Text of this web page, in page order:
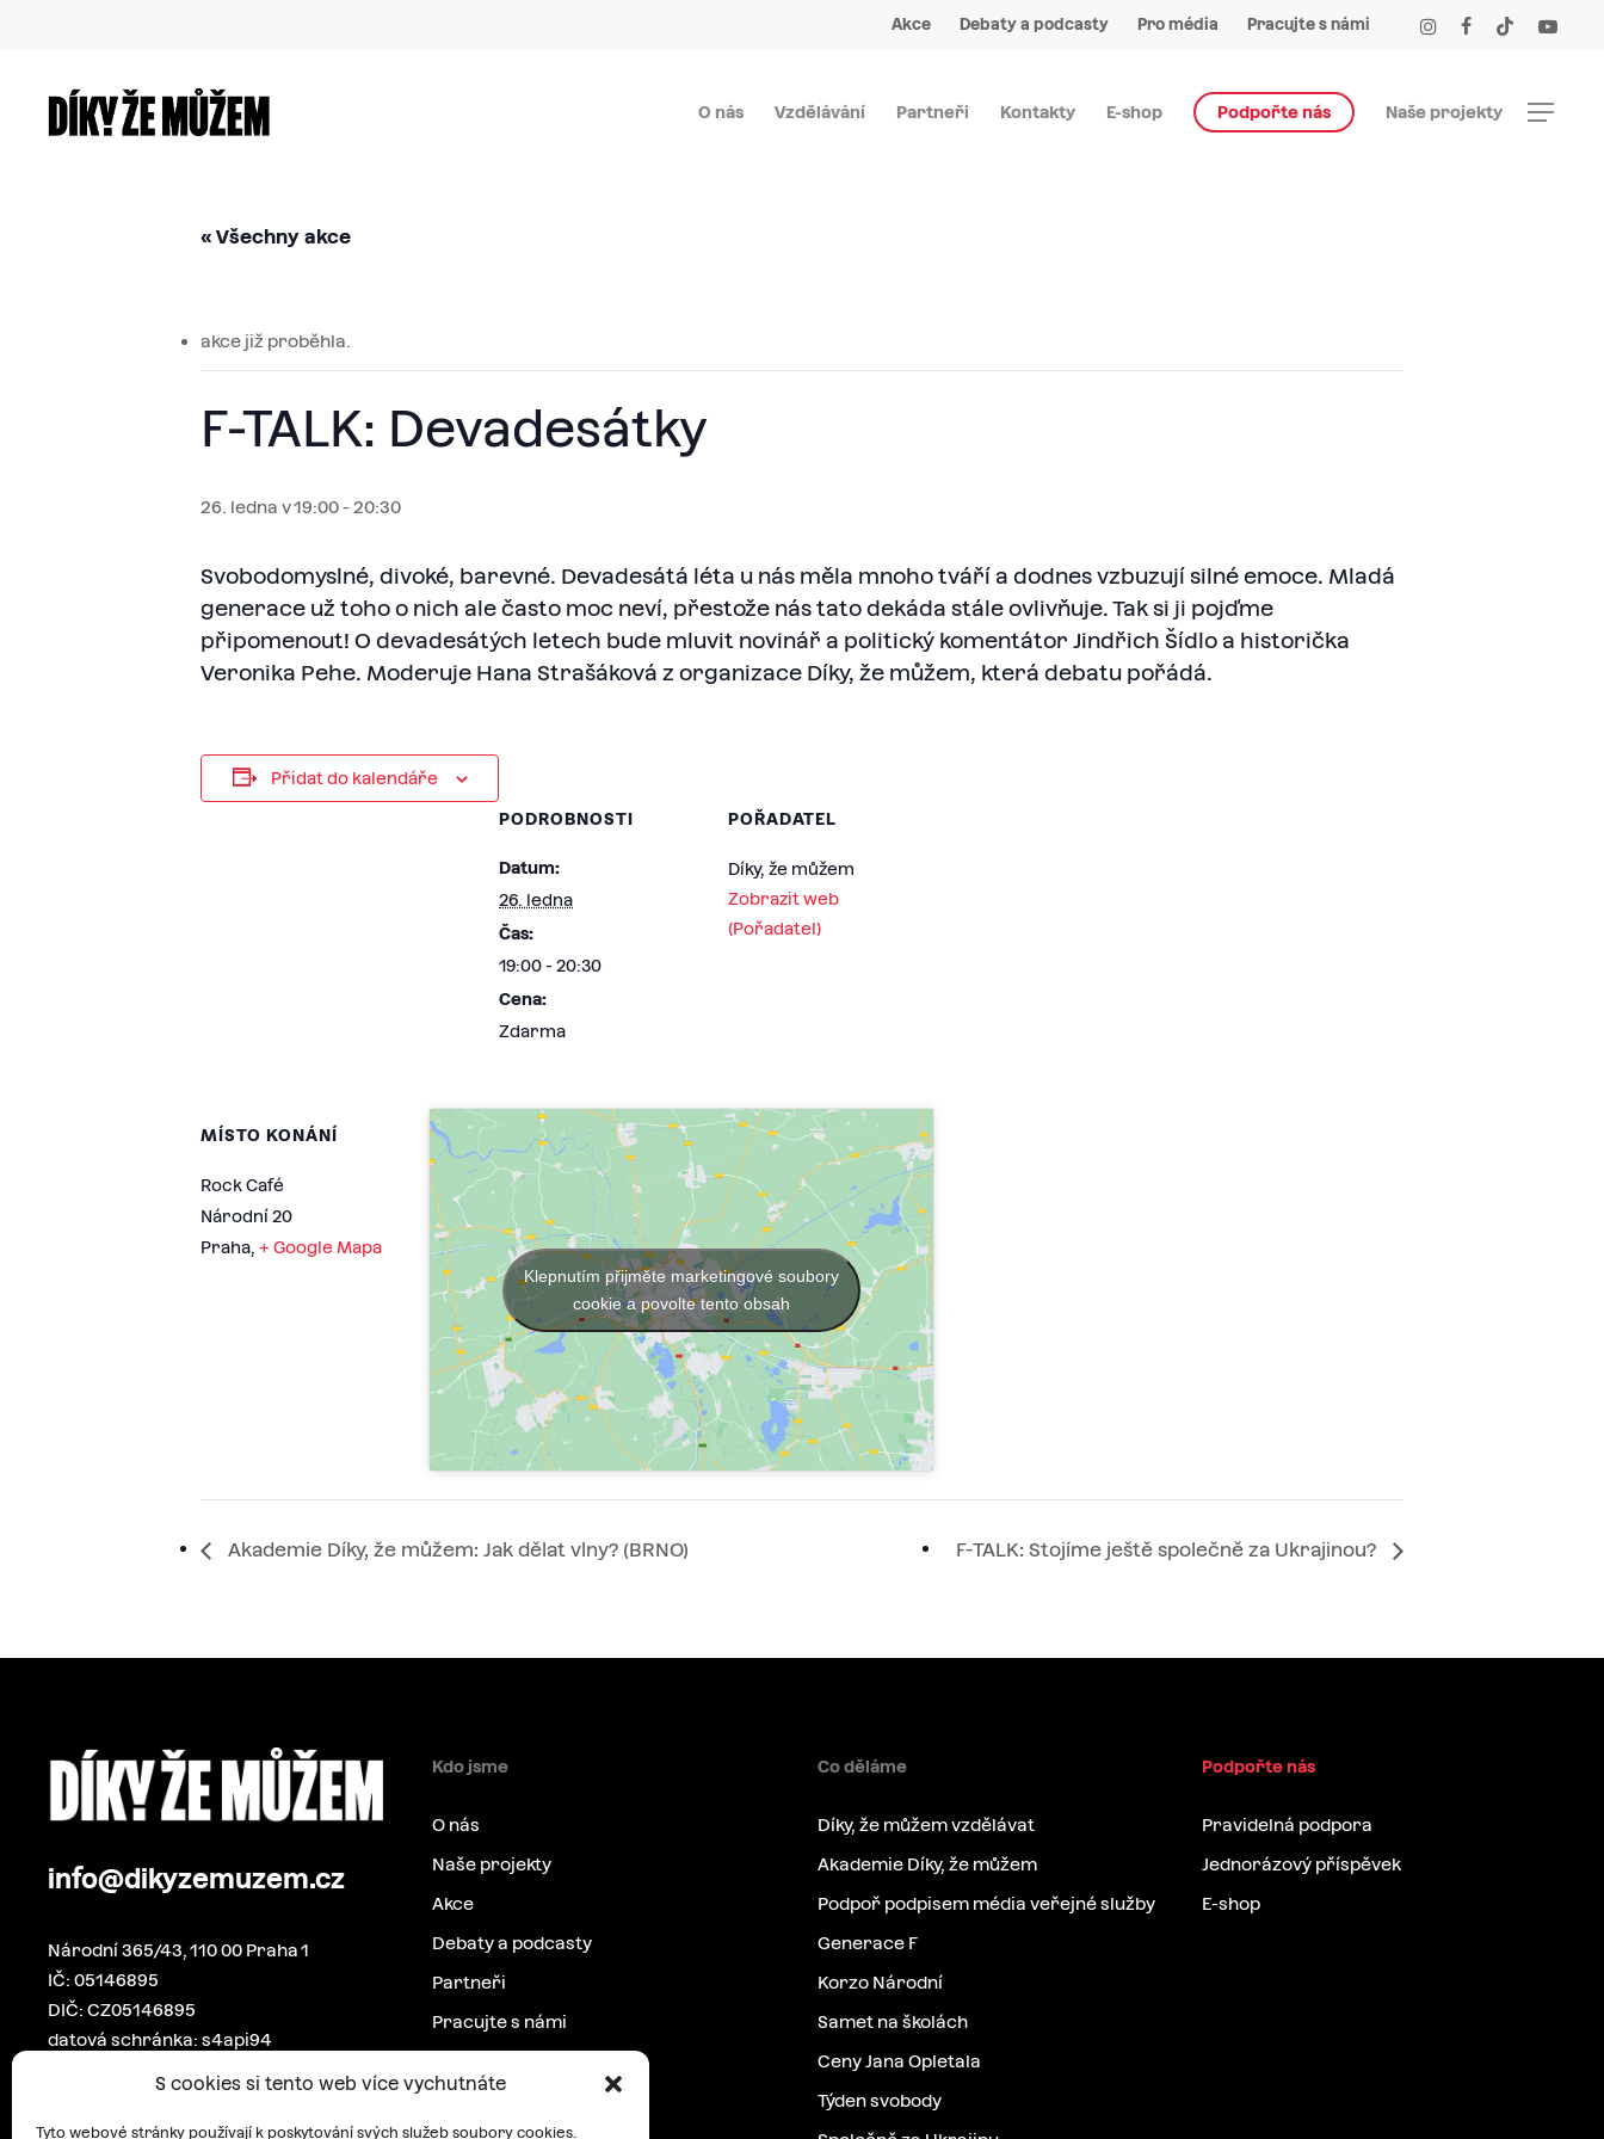
S cookies si tento web více vychutnáte
Tyto webové stránky používají k poskytování svých služeb soubory cookies.
content
facebook youtube
instagramtiktok
Akce Debaty a podcasty Pro média Pracujte s námi
O nás Vzdělávání Partneři Kontakty E-shop Podpořte nás Naše projekty Menu
« Všechny akce
akce již proběhla.
F-TALK: Devadesátky
26. ledna v 19:00-20:30
Svobodomyslné, divoké, barevné. Devadesátá léta u nás měla mnoho tváří a dodnes vzbuzují silné emoce. Mladá
generace už toho o nich ale často moc neví, přestože nás tato dekáda stále ovlivňuje. Tak si ji pojďme
připomenout! O devadesátých letech bude mluvit novinář a politický komentátor Jindřich Šídlo a historička
Veronika Pehe. Moderuje Hana Strašáková z organizace Díky, že můžem, která debatu pořádá.
Přidat do kalendáře
PODROBNOSTI
Datum:
26. ledna
Čas:
19:00 - 20:30
Cena:
Zdarma
POŘADATEL
Díky, že můžem
Zobrazit web
(Pořadatel)
MÍSTO KONÁNÍ
Rock Café
Národní 20
Praha, + Google Mapa
Klepnutím přijměte marketingové soubory
cookie a povolte tento obsah
Akademie Díky, že můžem: Jak dělat vlny? (BRNO) F-TALK: Stojíme ještě společně za Ukrajinou?
info@dikyzemuzem.cz
Národní 365/43, 110 00 Praha 1
IČ: 05146895
DIČ: CZ05146895
datová schránka: s4api94
Kdo jsme
O nás
Naše projekty
Akce
Debaty a podcasty
Partneři
Pracujte s námi
Co děláme
Díky, že můžem vzdělávat
Akademie Díky, že můžem
Podpoř podpisem média veřejné služby
Generace F
Korzo Národní
Samet na školách
Ceny Jana Opletala
Týden svobody
Podpořte nás
Pravidelná podpora
Jednorázový příspěvek
E-shop